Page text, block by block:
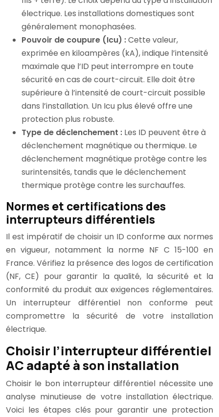
électrique. Les installations domestiques sont
généralement monophasées.
Pouvoir de coupure (Icu) :Cette valeur,
exprimée en kiloampères (kA), indique l’intensité
maximale que l’ID peut interrompre en toute
sécurité en cas de court-circuit. Elle doit être
supérieure à l’intensité de court-circuit possible
dans l’installation. Un Icu plus élevé offre une
protection plus robuste.
Type de déclenchement : Les ID peuvent être à
déclenchement magnétique ou thermique. Le
déclenchement magnétique protège contre les
surintensités, tandis que le déclenchement
thermique protège contre les surchauffes.
Normes et certifications des
interrupteurs différentiels
Il est impératif de choisir un ID conforme aux normes
en vigueur, notamment la norme NF C 15-100 en
France. Vérifiez la présence des logos de certification
(NF, CE) pour garantir la qualité, la sécurité et la
conformité du produit aux exigences réglementaires.
Un interrupteur différentiel non conforme peut
compromettre la sécurité de votre installation
électrique.
Choisir l’interrupteur différentiel
AC adapté à son installation
Choisir le bon interrupteur différentiel nécessite une
analyse minutieuse de votre installation électrique.
Voici les étapes clés pour garantir une protection